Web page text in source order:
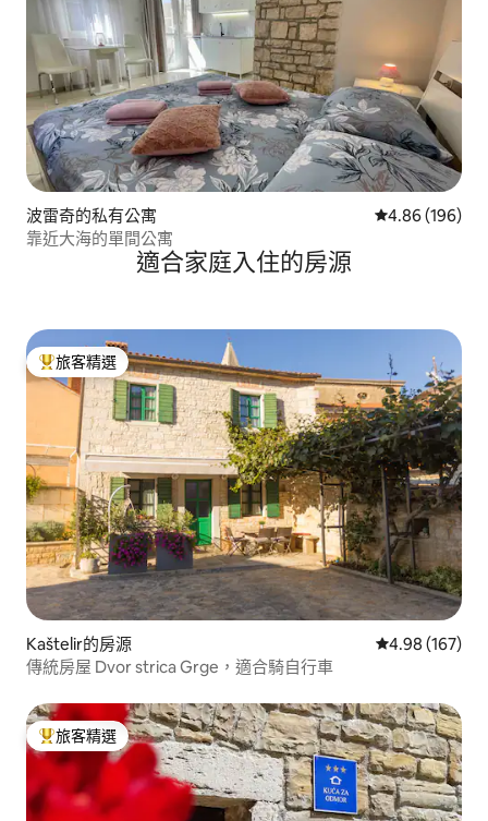
波雷奇的私有公寓 從 196 則評價
4.86 (196)
靠近大海的單間公寓
適合家庭入住的房源
旅客精選榜首
旅客精選
Kaštelir的房源 從 167 則評價
4.98 (167)
傳統房屋 Dvor strica Grge，適合騎自行車
旅客精選榜首
旅客精選